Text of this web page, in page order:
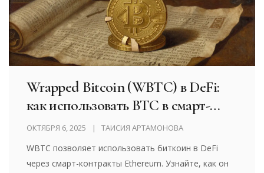
Wrapped Bitcoin (WBTC) в DeFi:
как использовать BTC в смарт-
контрактах
ОКТЯБРЯ 6, 2025 ТАИСИЯ АРТАМОНОВА
WBTC позволяет использовать биткоин в DeFi
через смарт-контракты Ethereum. Узнайте, как он